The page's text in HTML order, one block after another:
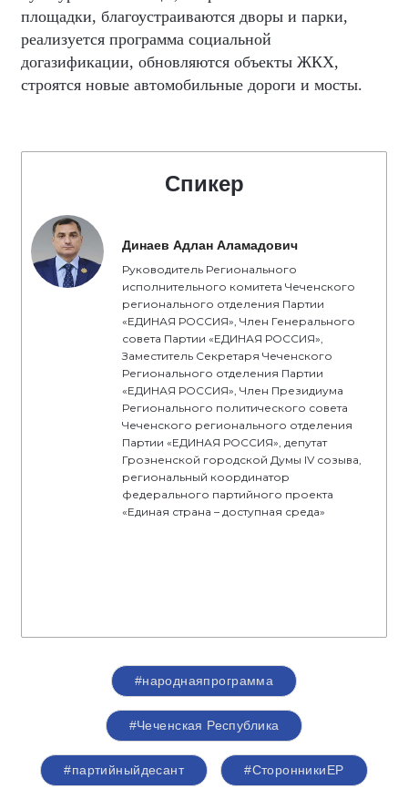
площадки, благоустраиваются дворы и парки,
реализуется программа социальной
догазификации, обновляются объекты ЖКХ,
строятся новые автомобильные дороги и мосты.
Спикер
Динаев Адлан Аламадович
Руководитель Регионального
исполнительного комитета Чеченского
регионального отделения Партии
«ЕДИНАЯ РОССИЯ», Член Генерального
совета Партии «ЕДИНАЯ РОССИЯ»,
Заместитель Секретаря Чеченского
Регионального отделения Партии
«ЕДИНАЯ РОССИЯ», Член Президиума
Регионального политического совета
Чеченского регионального отделения
Партии «ЕДИНАЯ РОССИЯ», депутат
Грозненской городской Думы IV созыва,
региональный координатор
федерального партийного проекта
«Единая страна – доступная среда»
#народнаяпрограмма
#Чеченская Республика
#партийныйдесант #СторонникиЕР